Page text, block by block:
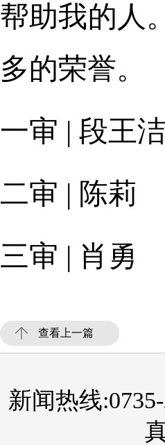
帮助我的人
多的荣誉。
一审 | 段王洁
二审 | 陈莉
三审 | 肖勇
查看上一篇
新闻热线